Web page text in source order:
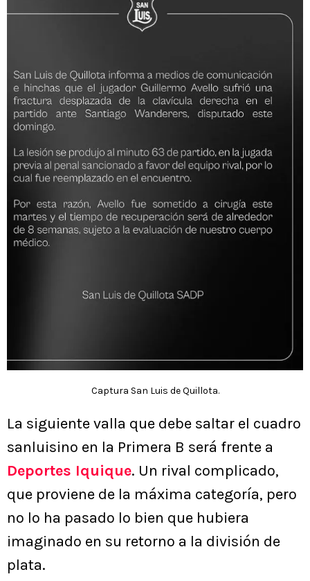
Captura San Luis de Quillota.
La siguiente valla que debe saltar el cuadro
sanluisino en la Primera B será frente a
Deportes Iquique. Un rival complicado,
que proviene de la máxima categoría, pero
no lo ha pasado lo bien que hubiera
imaginado en su retorno a la división de
plata.